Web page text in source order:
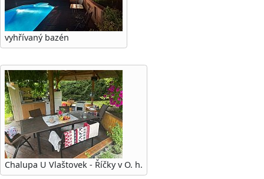
vyhřívaný bazén
Chalupa U Vlaštovek - Říčky v O. h.